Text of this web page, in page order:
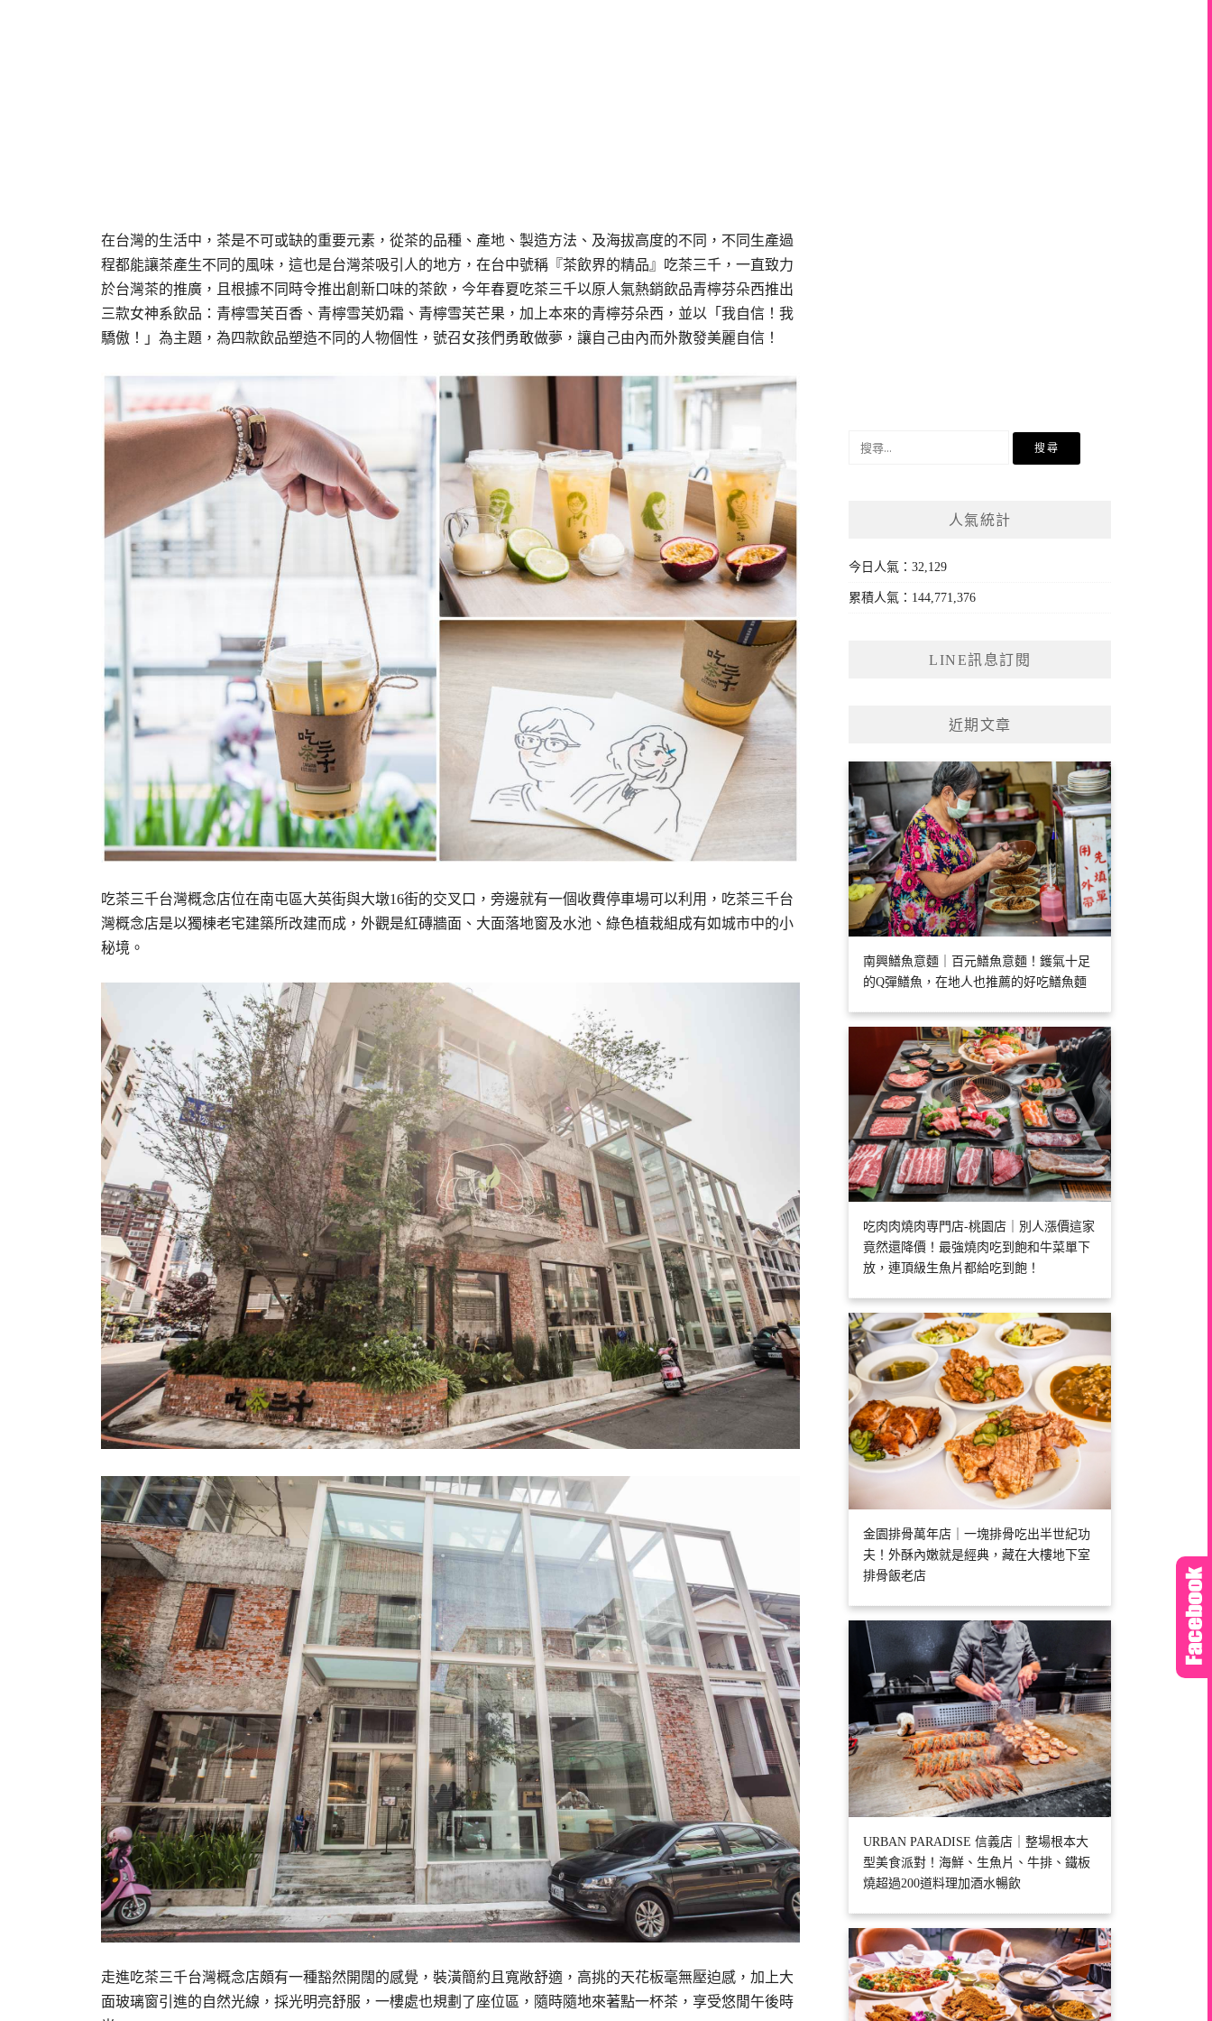
在台灣的生活中，茶是不可或缺的重要元素，從茶的品種、產地、製造方法、及海拔高度的不同，不同生產過
程都能讓茶產生不同的風味，這也是台灣茶吸引人的地方，在台中號稱『茶飲界的精品』吃茶三千，一直致力
於台灣茶的推廣，且根據不同時令推出創新口味的茶飲，今年春夏吃茶三千以原人氣熱銷飲品青檸芬朵西推出
三款女神系飲品：青檸雪芙百香、青檸雪芙奶霜、青檸雪芙芒果，加上本來的青檸芬朵西，並以「我自信！我
驕傲！」為主題，為四款飲品塑造不同的人物個性，號召女孩們勇敢做夢，讓自己由內而外散發美麗自信！
吃茶三千台灣概念店位在南屯區大英街與大墩16街的交叉口，旁邊就有一個收費停車場可以利用，吃茶三千台
灣概念店是以獨棟老宅建築所改建而成，外觀是紅磚牆面、大面落地窗及水池、綠色植栽組成有如城市中的小
秘境。
走進吃茶三千台灣概念店頗有一種豁然開闊的感覺，裝潢簡約且寬敞舒適，高挑的天花板毫無壓迫感，加上大
面玻璃窗引進的自然光線，採光明亮舒服，一樓處也規劃了座位區，隨時隨地來著點一杯茶，享受悠閒午後時
人氣統計
今日人氣：32,129
累積人氣：144,771,376
LINE訊息訂閱
近期文章
南興鱔魚意麵｜百元鱔魚意麵！鑊氣十足
的Q彈鱔魚，在地人也推薦的好吃鱔魚麵
吃肉肉燒肉専門店-桃園店｜別人漲價這家
竟然還降價！最強燒肉吃到飽和牛菜單下
放，連頂級生魚片都給吃到飽！
金園排骨萬年店｜一塊排骨吃出半世紀功
夫！外酥內嫩就是經典，藏在大樓地下室
排骨飯老店
URBAN PARADISE 信義店｜整場根本大
型美食派對！海鮮、生魚片、牛排、鐵板
燒超過200道料理加酒水暢飲